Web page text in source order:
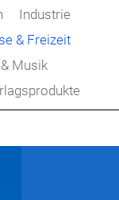
Industrie
& Freizeit
Musik